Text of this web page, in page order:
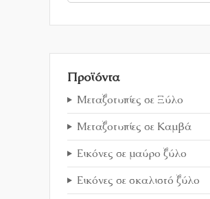
Προϊόντα
Μεταξοτυπίες σε Ξύλο
Μεταξοτυπίες σε Καμβά
Εικόνες σε μαύρο ξύλο
Εικόνες σε σκαλιστό ξύλο